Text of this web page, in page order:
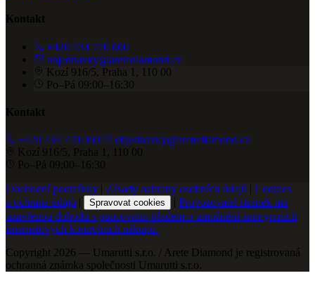
Kontakt
+420 734 770 000
objednavky@aretediamond.cz
Kozí 916/5, Praha 1, 110 00
Po–Pá 09:00–16:30
Kontakt
+420 734 770 000
objednavky@aretediamond.cz
Kozí 916/5, Praha 1, 110 00
Po–Pá 09:00–16:30
Obchodní podmínky | Zásady ochrany osobních údajů | Cookies
a ochrana údajů | Spravovat cookies | Provozovatel stránek má
uzavřenou dohodu s puncovním úřadem o umožnění anonymních
internetových kontrolních nákupů.
Copyright 2026 — Umarutti s.r.o. / Arete Diamond je registrovaná
ochranná známka společnosti Umarutti s.r.o.